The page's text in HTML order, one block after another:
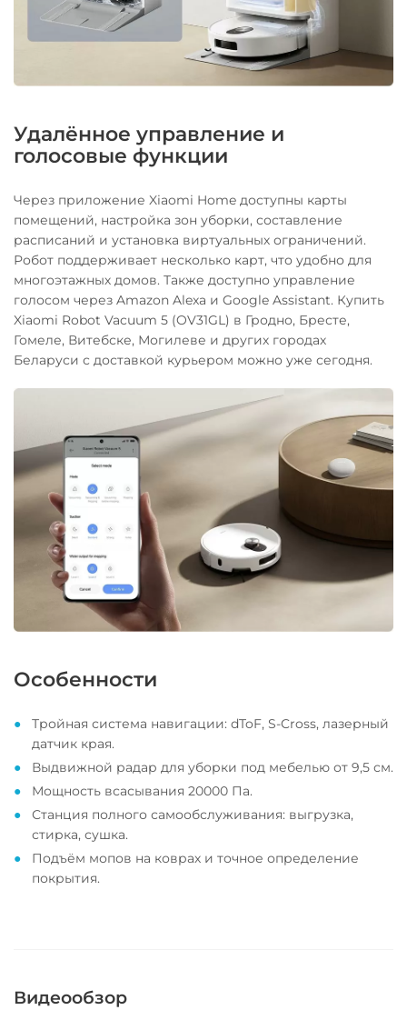
Удалённое управление и
голосовые функции
Через приложение Xiaomi Home доступны карты
помещений, настройка зон уборки, составление
расписаний и установка виртуальных ограничений.
Робот поддерживает несколько карт, что удобно для
многоэтажных домов. Также доступно управление
голосом через Amazon Alexa и Google Assistant. Купить
Xiaomi Robot Vacuum 5 (OV31GL) в Гродно, Бресте,
Гомеле, Витебске, Могилеве и других городах
Беларуси с доставкой курьером можно уже сегодня.
Особенности
Тройная система навигации: dToF, S-Cross, лазерный
датчик края.
Выдвижной радар для уборки под мебелью от 9,5 см.
Мощность всасывания 20000 Па.
Станция полного самообслуживания: выгрузка,
стирка, сушка.
Подъём мопов на коврах и точное определение
покрытия.
Видеообзор